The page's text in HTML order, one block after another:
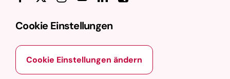
Cookie Einstellungen
Cookie Einstellungen ändern